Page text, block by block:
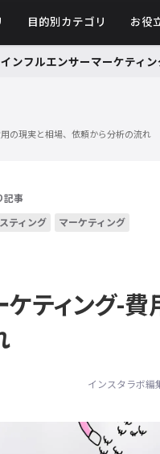
目的別カテゴリ お役
フルエンサーマーケティ
の現実と相場、依頼から分析の流れ
記事
ティング マーケティング
ティング-費
インスタラボ編